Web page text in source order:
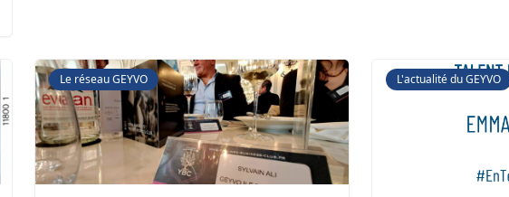
Le réseau GEYVO L'actualité du GEYVO